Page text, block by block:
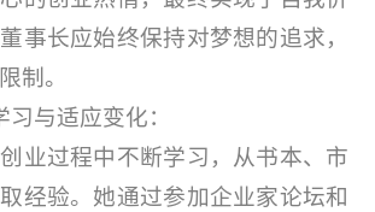
事长应始终保持对梦想的追求，
制。
与适应变化：
过程中不断学习，从书本、市
经验。她通过参加企业家论坛和